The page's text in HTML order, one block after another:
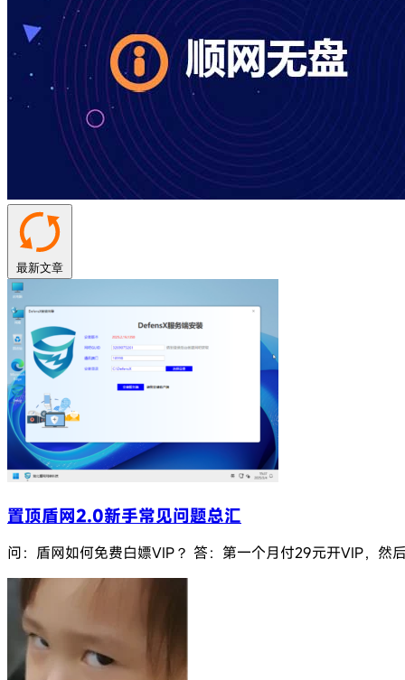
最新文章
置顶盾网2.0新手常见问题总汇
问：盾网如何免费白嫖VIP？ 答：第一个月付29元开VIP，